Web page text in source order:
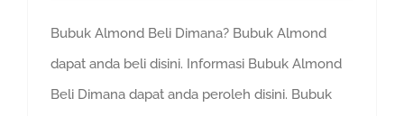
Bubuk Almond Beli Dimana? Bubuk Almond
dapat anda beli disini. Informasi Bubuk Almond
Beli Dimana dapat anda peroleh disini. Bubuk